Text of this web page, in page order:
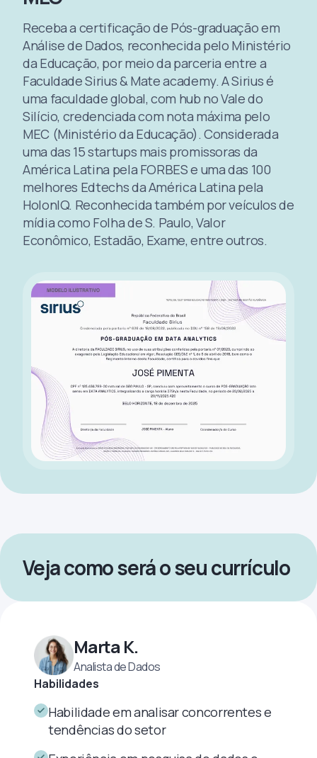
Receba a certificação de Pós-graduação em
Análise de Dados, reconhecida pelo Ministério
da Educação, por meio da parceria entre a
Faculdade Sirius & Mate academy. A Sirius é
uma faculdade global, com hub no Vale do
Silício, credenciada com nota máxima pelo
MEC (Ministério da Educação). Considerada
uma das 15 startups mais promissoras da
América Latina pela FORBES e uma das 100
melhores Edtechs da América Latina pela
HolonIQ. Reconhecida também por veículos de
mídia como Folha de S. Paulo, Valor
Econômico, Estadão, Exame, entre outros.
Veja como será o seu currículo
Marta K.
Analista de Dados
Habilidades
Habilidade em analisar concorrentes e
tendências do setor